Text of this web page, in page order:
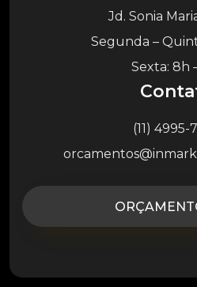
Jd. Sonia
Segunda –
Sexta: 8h
(11) 4995-